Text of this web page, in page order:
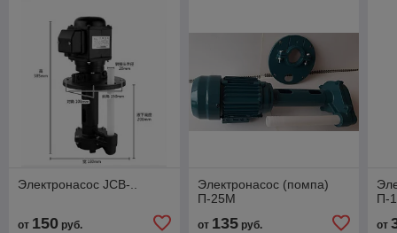
Электронасос JCB-..
от 150 руб.
Электронасос (помпа)
П-25М
от 135руб.
П-
от